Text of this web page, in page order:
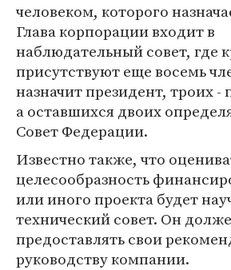
человеком, которого
Глава корпорации входит в
наблюдательный совет, где
присутствуют еще восемь
назначит президент, троих -
а оставшихся двоих
Совет Федерации.
Известно также, что
целесообразность
или иного проекта будет
технический совет. Он
предоставлять свои
руководству компании.